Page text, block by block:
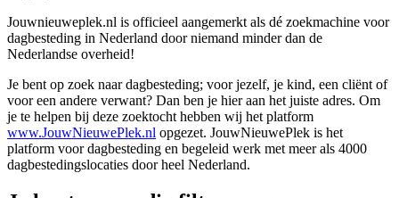
Jouwnieuweplek.nl is officieel aangemerkt als dé zoekmachine voor
dagbesteding in Nederland door niemand minder dan de
Nederlandse overheid!
Je bent op zoek naar dagbesteding; voor jezelf, je kind, een cliënt of
voor een andere verwant? Dan ben je hier aan het juiste adres. Om
je te helpen bij deze zoektocht hebben wij het platform
www.JouwNieuwePlek.nl opgezet. JouwNieuwePlek is het
platform voor dagbesteding en begeleid werk met meer als 4000
dagbestedingslocaties door heel Nederland.